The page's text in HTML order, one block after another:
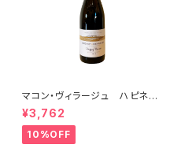
マコン・ヴィラージュ ハピネ
ス 2023 ブレノ・ベランジェ
¥3,762
10%OFF